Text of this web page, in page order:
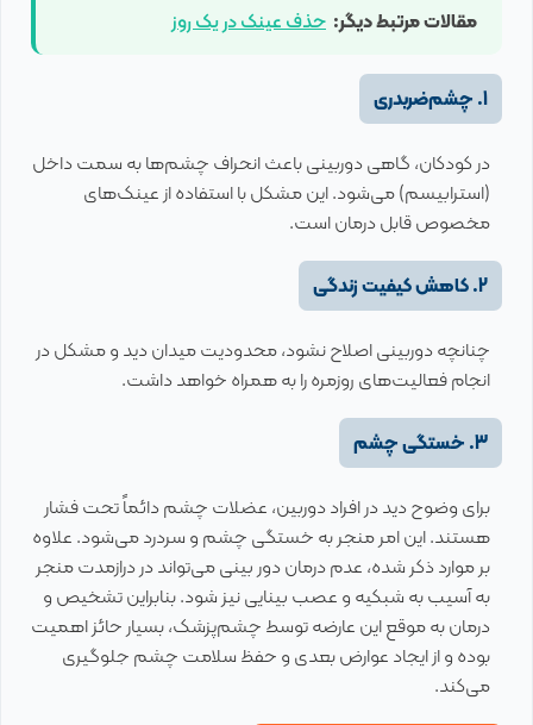
مقالات مرتبط دیگر: حذف عینک در یک روز
1. چشم‌ضربدری
در کودکان، گاهی دوربینی باعث انحراف چشم‌ها به سمت داخل
(استرابیسم) می‌شود. این مشکل با استفاده از عینک‌های
مخصوص قابل درمان است.
2. کاهش کیفیت زندگی
چنانچه دوربینی اصلاح نشود، محدودیت میدان دید و مشکل در
انجام فعالیت‌های روزمره را به همراه خواهد داشت.
3. خستگی چشم
برای وضوح دید در افراد دوربین، عضلات چشم دائماً تحت فشار
هستند. این امر منجر به خستگی چشم و سردرد می‌شود. علاوه
بر موارد ذکر شده، عدم درمان دور بینی می‌تواند در درازمدت منجر
به آسیب به شبکیه و عصب بینایی نیز شود. بنابراین تشخیص و
درمان به موقع این عارضه توسط چشم‌پزشک، بسیار حائز اهمیت
بوده و از ایجاد عوارض بعدی و حفظ سلامت چشم جلوگیری
می‌کند.